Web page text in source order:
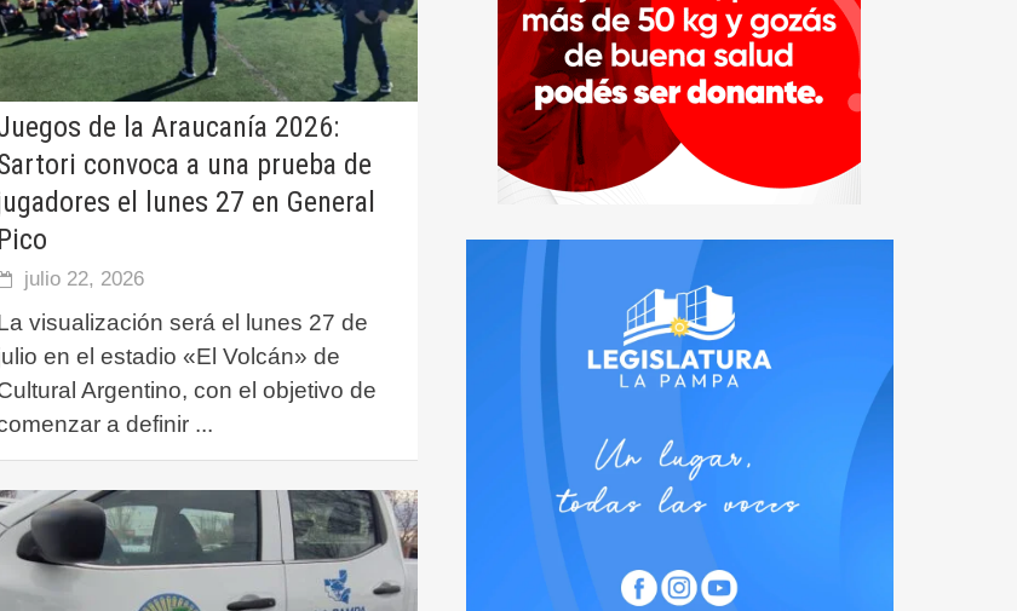
de la Araucanía 2026:
convoca a una prueba de
el lunes 27 en General
Pico
julio 22, 2026
visualización será el lunes 27 de
en el estadio «El Volcán» de
Argentino, con el objetivo de
a definir ...